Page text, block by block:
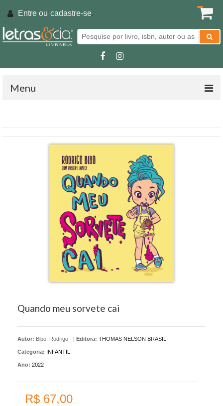
Entre ou cadastre-se.
Menu
Quando meu sorvete cai
Autor: Bibo, Rodrigo | Editora: THOMAS NELSON BRASIL
Categoria: INFANTIL
Ano: 2022
R$ 67,00